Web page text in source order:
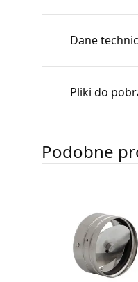
Dane
Max.
Pliki do
NO-
df
Podobne